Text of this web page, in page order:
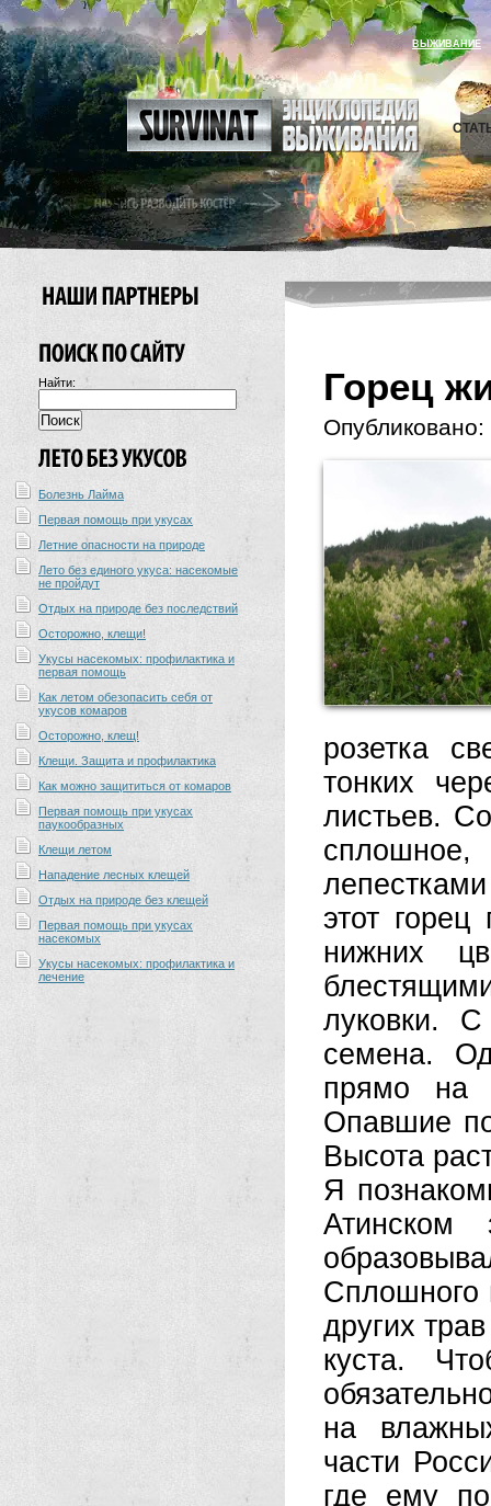
ВЫЖИВАНИЕ
Найти:
Болезнь Лайма
Первая помощь при укусах
Летние опасности на природе
Лето без единого укуса: насекомые
не пройдут
Отдых на природе без последствий
Осторожно, клещи!
Укусы насекомых: профилактика и
первая помощь
Как летом обезопасить себя от
укусов комаров
Осторожно, клещ!
Клещи. Защита и профилактика
Как можно защититься от комаров
Первая помощь при укусах
паукообразных
Клещи летом
Нападение лесных клещей
Отдых на природе без клещей
Первая помощь при укусах
насекомых
Укусы насекомых: профилактика и
лечение
Горец
Опубликовано:
розетка
тонких
листьев.
этот
нижних
луковки.
семена.
прямо на
Опавшие
Высота
Я
Атинском
Сплошного
других
куста.
на
части
где ему